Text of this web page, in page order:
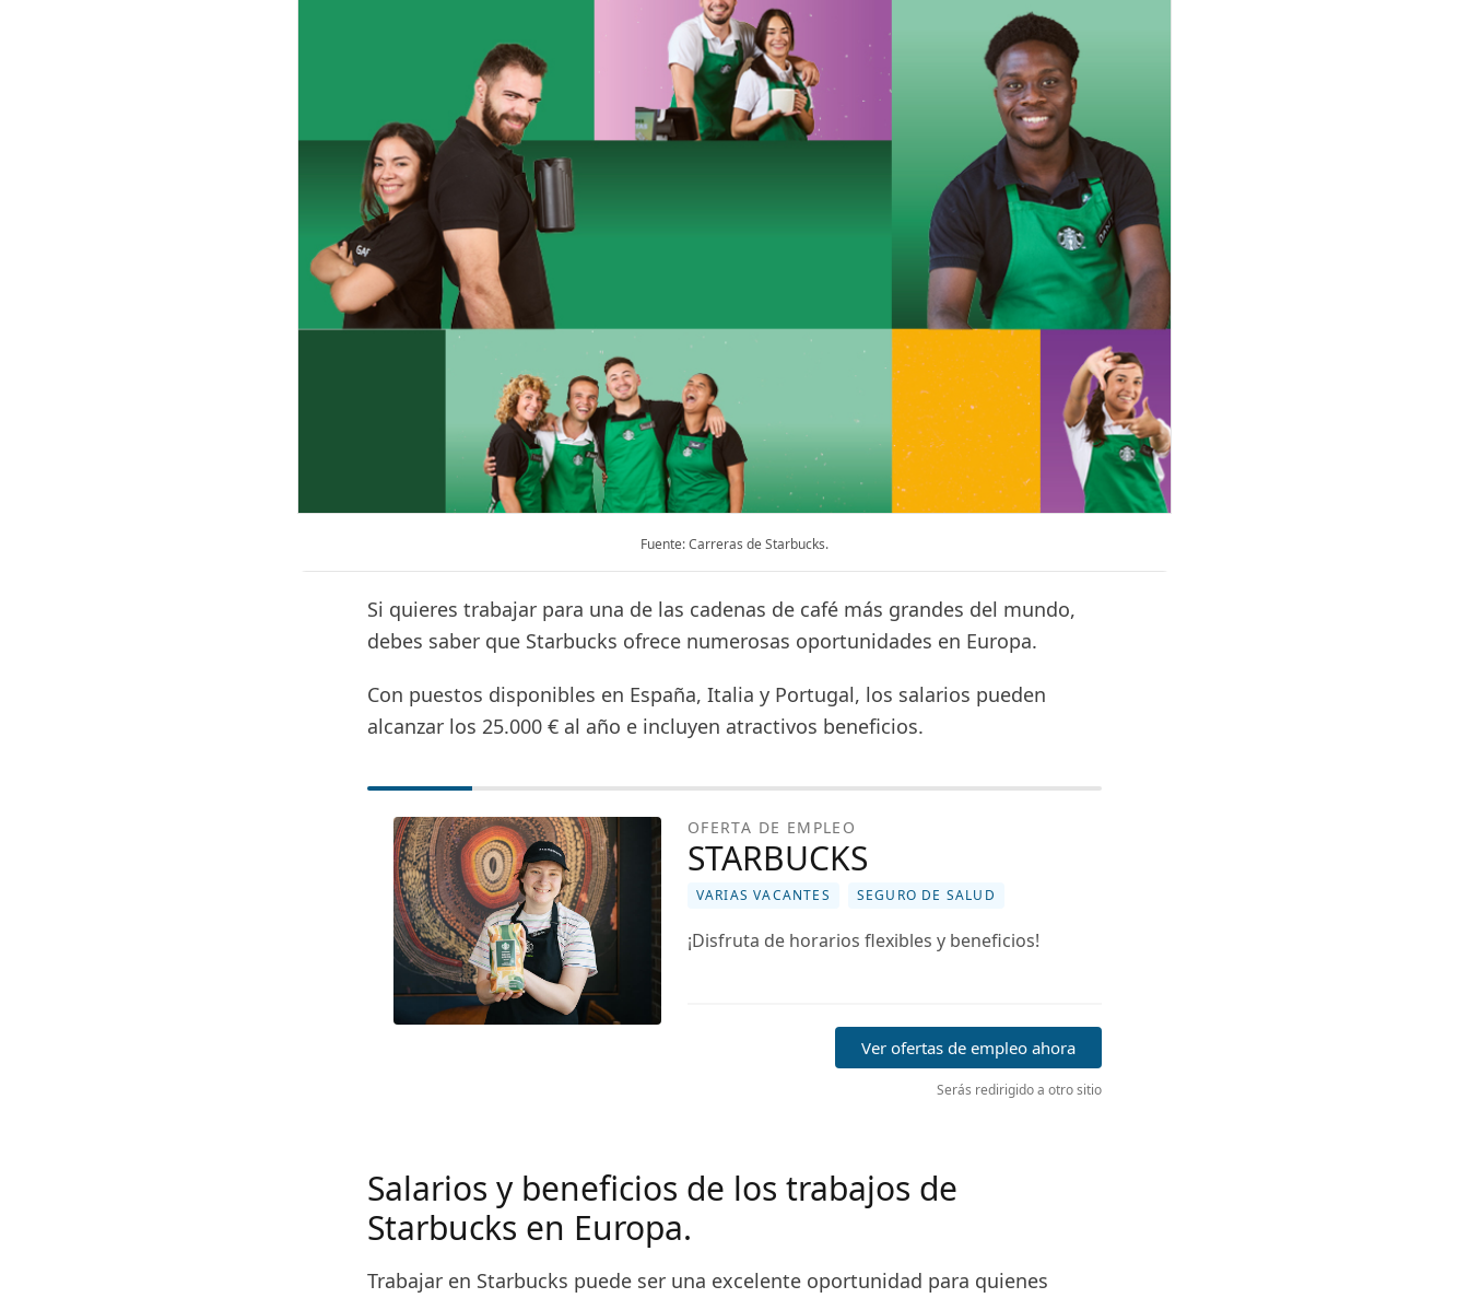
Fuente: Carreras de Starbucks.
Si quieres trabajar para una de las cadenas de café más grandes del mundo,
debes saber que Starbucks ofrece numerosas oportunidades en Europa.
Con puestos disponibles en España, Italia y Portugal, los salarios pueden
alcanzar los 25.000 € al año e incluyen atractivos beneficios.
OFERTA DE EMPLEO
STARBUCKS
VARIAS VACANTES SEGURO DE SALUD
¡Disfruta de horarios flexibles y beneficios!
Ver ofertas de empleo ahora
Serás redirigido a otro sitio
Salarios y beneficios de los trabajos de
Starbucks en Europa.
Trabajar en Starbucks puede ser una excelente oportunidad para quienes